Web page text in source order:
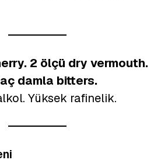
2 ölçü dry vermouth.
damla bitters.
Yüksek rafinelik.